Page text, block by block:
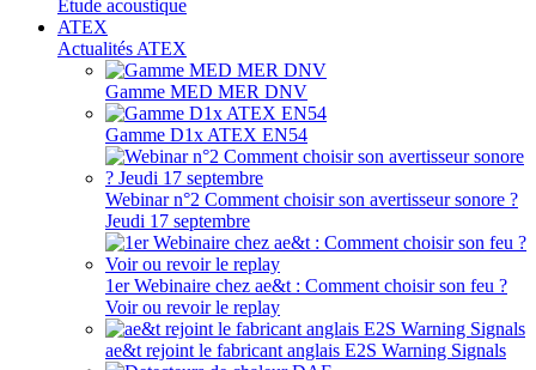
Étude acoustique
ATEX
Actualités ATEX
Gamme MED MER DNV
Gamme D1x ATEX EN54
Webinar n°2 Comment choisir son avertisseur sonore ?
Jeudi 17 septembre
1er Webinaire chez ae&t : Comment choisir son feu ?
Voir ou revoir le replay
ae&t rejoint le fabricant anglais E2S Warning Signals